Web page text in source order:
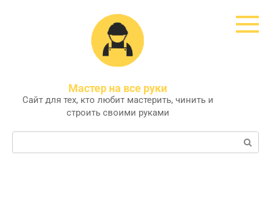
Мастер на все руки
Сайт для тех, кто любит мастерить, чинить и
строить своими руками
Поиск: